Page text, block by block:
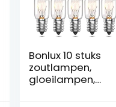
Bonlux 10 stuks
zoutlampen,
gloeilampen,